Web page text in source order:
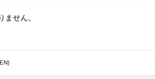
せん。